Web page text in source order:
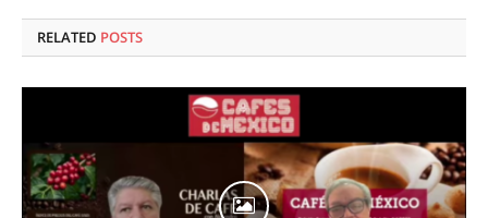
RELATED POSTS